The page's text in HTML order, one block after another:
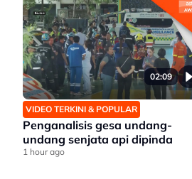
02:09
VIDEO TERKINI & POPULAR
Penganalisis gesa undang-
undang senjata api dipinda
1 hour ago